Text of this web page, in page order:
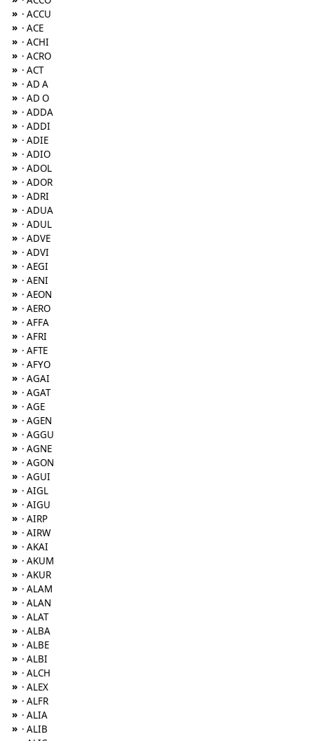
» · ACCU
» · ACE
» · ACHI
» · ACRO
» · ACT
» · AD A
» · AD O
» · ADDA
» · ADDI
» · ADIE
» · ADIO
» · ADOL
» · ADOR
» · ADRI
» · ADUA
» · ADUL
» · ADVE
» · ADVI
» · AEGI
» · AENI
» · AEON
» · AERO
» · AFFA
» · AFRI
» · AFTE
» · AFYO
» · AGAI
» · AGAT
» · AGE
» · AGEN
» · AGGU
» · AGNE
» · AGON
» · AGUI
» · AIGL
» · AIGU
» · AIRP
» · AIRW
» · AKAI
» · AKUM
» · AKUR
» · ALAM
» · ALAN
» · ALAT
» · ALBA
» · ALBE
» · ALBI
» · ALCH
» · ALEX
» · ALFR
» · ALIA
» · ALIB